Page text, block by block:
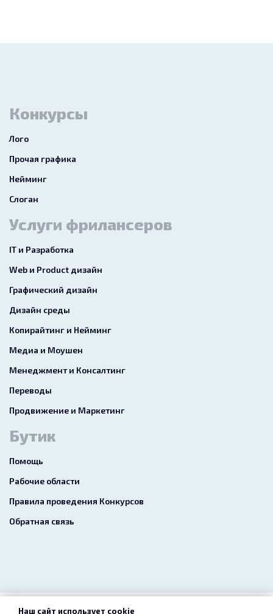
Конкурсы
Лого
Прочая графика
Нейминг
Слоган
Услуги фрилансеров
IT и Разработка
Web и Product дизайн
Графический дизайн
Дизайн среды
Копирайтинг и Нейминг
Медиа и Моушен
Менеджмент и Консалтинг
Переводы
Продвижение и Маркетинг
Бутик
Помощь
Рабочие области
Правила проведения Конкурсов
Обратная связь
Наш сайт использует cookie